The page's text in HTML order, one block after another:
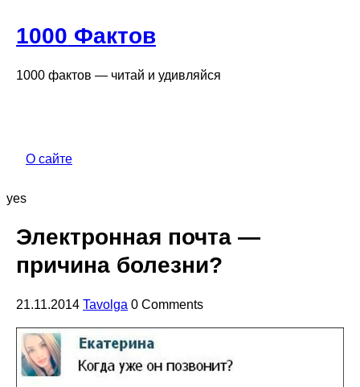
1000 Фактов
1000 фактов — читай и удивляйся
О сайте
yes
Электронная почта —
причина болезни?
21.11.2014 Tavolga 0 Comments